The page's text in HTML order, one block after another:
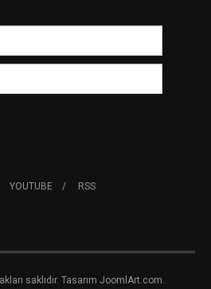
YOUTUBE RSS
saklıdır. Tasarım JoomlArt.com.